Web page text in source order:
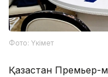
Фото: Үкімет
Қазақстан